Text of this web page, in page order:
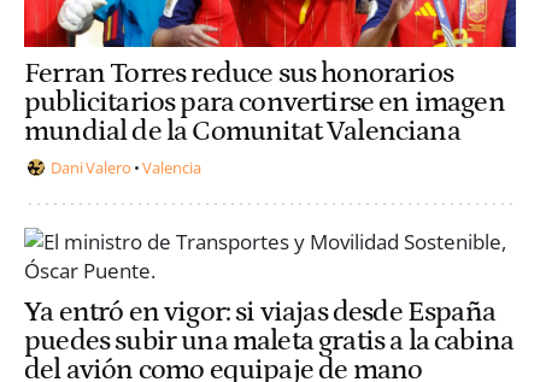
Ferran Torres reduce sus honorarios
publicitarios para convertirse en imagen
mundial de la Comunitat Valenciana
Dani Valero Valencia
Ya entró en vigor: si viajas desde España
puedes subir una maleta gratis a la cabina
del avión como equipaje de mano